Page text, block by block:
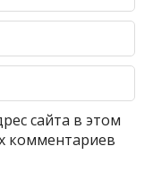
сайта в этом
комментариев